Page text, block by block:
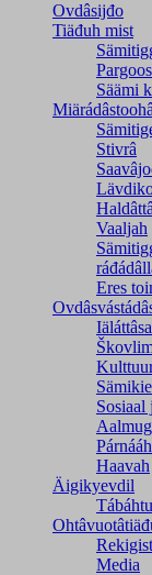
Ovdâsijđo
Tiäđuh mist
Säämi
Stivrâ
Vaaljah
Eres
Sosiaal
Haavah
Äigikyevdil
Media